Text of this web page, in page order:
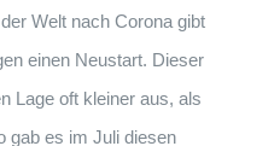
Welt nach Corona gibt
einen Neustart. Dieser
Lage oft kleiner aus, als
gab es im Juli diesen